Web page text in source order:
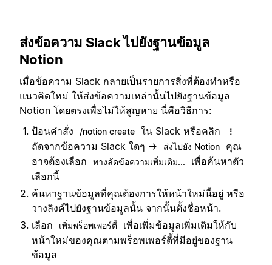
ส่งข้อความ Slack ไปยังฐานข้อมูล
Notion
เมื่อข้อความ Slack กลายเป็นรายการสิ่งที่ต้องทำหรือ
แนวคิดใหม่ ให้ส่งข้อความเหล่านั้นไปยังฐานข้อมูล
Notion โดยตรงเพื่อไม่ให้สูญหาย นี่คือวิธีการ:
ป้อนคำสั่ง
/notion create ใน Slack หรือคลิก ⋮
ถัดจากข้อความ Slack ใดๆ → ส่งไปยัง Notion
คุณ
อาจต้องเลือก
ทางลัดข้อความเพิ่มเติม...
เพื่อค้นหาตัว
เลือกนี้
ค้นหาฐานข้อมูลที่คุณต้องการให้หน้าใหม่นี้อยู่ หรือ
วางลิงค์ไปยังฐานข้อมูลนั้น จากนั้นตั้งชื่อหน้า.
เลือก
เพิ่มพร็อพเพอร์ตี้
เพื่อเพิ่มข้อมูลเพิ่มเติมให้กับ
หน้าใหม่ของคุณตามพร็อพเพอร์ตี้ที่มีอยู่ของฐาน
ข้อมูล